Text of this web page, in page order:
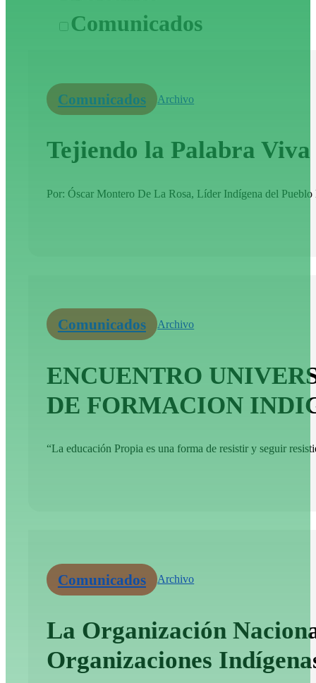
Comunicados
Comunicados Archivo
Tejiendo la Palabra
Por: Óscar Montero De La Rosa, Líder Indígena del
Comunicados Archivo
ENCUENTRO
DE FORMACION
“La educación Propia es una forma de resistir y seguir
Comunicados Archivo
La Organización
Organizaciones